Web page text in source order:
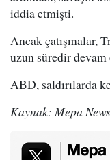
iddia etmişti.
Ancak çatışmalar,
uzun süredir devam
ABD, saldırılarda
Kaynak: Mepa News